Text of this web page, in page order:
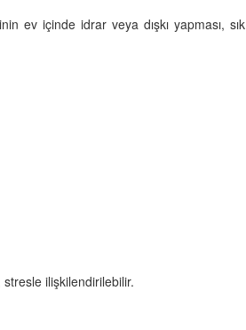
ev içinde idrar veya dışkı yapması, sık
ilişkilendirilebilir.